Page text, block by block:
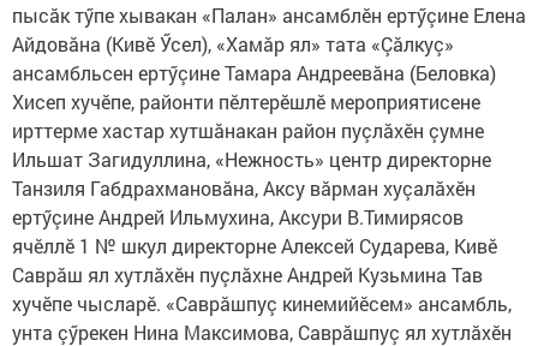
пысăк тӳпе хывакан «Палан» ансамблӗн ертӳçине Елена
Айдовăна (Кивӗ Ӳсел), «Хамăр ял» тата «Çăлкуç»
ансамбльсен ертӳçине Тамара Андреевăна (Беловка)
Хисеп хучӗпе, районти пӗлтерӗшлӗ мероприятисене
ирттерме хастар хутшăнакан район пуçлăхӗн çумне
Ильшат Загидуллина, «Нежность» центр директорне
Танзиля Габдрахмановăна, Аксу вăрман хуçалăхӗн
ертӳçине Андрей Ильмухина, Аксури В.Тимирясов
ячӗллӗ 1 № шкул директорне Алексей Сударева, Кивӗ
Саврăш ял хутлăхӗн пуçлăхне Андрей Кузьмина Тав
хучӗпе чысларӗ. «Саврăшпуç кинемийӗсем» ансамбль,
унта çӳрекен Нина Максимова, Саврăшпуç ял хутлăхӗн